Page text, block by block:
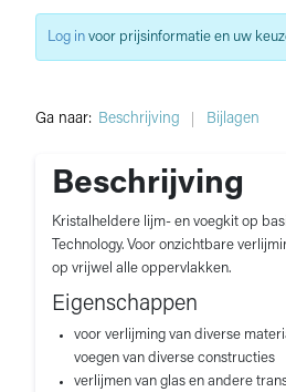
Ga naar: Beschrijving Bijlagen
Beschrijving
Kristalheldere lijm- en voegkit op
Technology. Voor onzichtbare
op vrijwel alle oppervlakken.
Eigenschappen
voor verlijming van diverse
voegen van diverse constructies
verlijmen van glas en andere
Log in voor prijsinformatie en uw